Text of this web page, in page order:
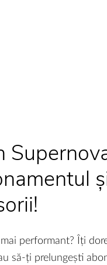
performant? Îți
să-ți prelungești